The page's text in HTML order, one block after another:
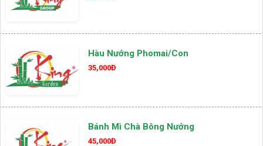
Hàu Nướng Phomai/con
35,000Đ
Bánh Mì Chà Bông Nướng
45,000Đ